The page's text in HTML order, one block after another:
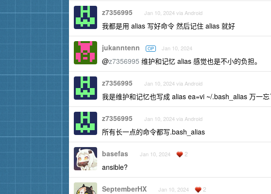
z7356995 Jan 10, 2024 via Android
我都是用 alias 写好命令 然后记住 alias 就好
jukanntenn OP Jan 10, 2024
@z7356995 维护和记忆 alias 感觉也是不小的负担。
z7356995 Jan 10, 2024 via Android
我是维护和记忆也写成 alias ea=vi ~/.bash_alias 万一忘
z7356995 Jan 10, 2024 via Android
所有长一点的命令都写.bash_alias
basefas Jan 10, 2024 2
ansible?
SeptemberHX Jan 10, 2024 2